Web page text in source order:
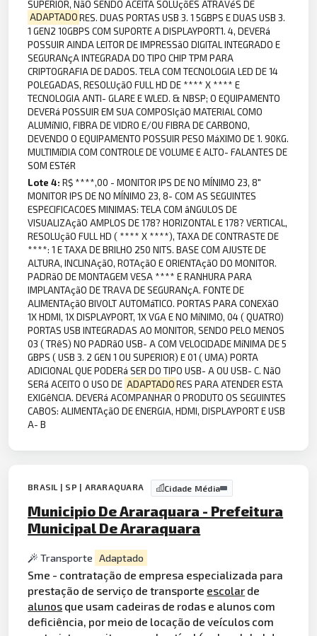
SUPERIOR, NãO SENDO ACEITA SOLUçõES ATRAVéS DE
ADAPTADORES. DUAS PORTAS USB 3. 1 5GBPS E DUAS USB 3.
1 GEN2 10GBPS COM SUPORTE A DISPLAYPORT1. 4, DEVERá
POSSUIR AINDA LEITOR DE IMPRESSãO DIGITAL INTEGRADO E
SEGURANçA INTEGRADA DO TIPO CHIP TPM PARA
CRIPTOGRAFIA DE DADOS. TELA COM TECNOLOGIA LED DE 14
POLEGADAS, RESOLUçãO FULL HD DE **** X **** E
TECNOLOGIA ANTI- GLARE E WLED. & NBSP; O EQUIPAMENTO
DEVERá POSSUIR EM SUA COMPOSIçãO MATERIAL COMO
ALUMíNIO, FIBRA DE VIDRO E/OU FIBRA DE CARBONO,
DEVENDO O EQUIPAMENTO POSSUIR PESO MáXIMO DE 1. 90KG.
MULTIMíDIA COM CONTROLE DE VOLUME E ALTO- FALANTES DE
SOM ESTéR
Lote 4:R$ ****,00 - MONITOR IPS DE NO MÍNIMO 23, 8"
MONITOR IPS DE NO MÍNIMO 23, 8- COM AS SEGUINTES
ESPECIFICACOES MINIMAS: TELA COM âNGULOS DE
VISUALIZAçãO AMPLOS DE 178? HORIZONTAL E 178? VERTICAL,
RESOLUçãO FULL HD ( **** X ****), TAXA DE CONTRASTE DE
****: 1 E TAXA DE BRILHO 250 NITS. BASE COM AJUSTE DE
ALTURA, INCLINAçãO, ROTAçãO E ORIENTAçãO DO MONITOR.
PADRãO DE MONTAGEM VESA **** E RANHURA PARA
IMPLANTAçãO DE TRAVA DE SEGURANçA. FONTE DE
ALIMENTAçãO BIVOLT AUTOMáTICO. PORTAS PARA CONEXãO
1X HDMI, 1X DISPLAYPORT, 1X VGA E NO MíNIMO, 04 ( QUATRO)
PORTAS USB INTEGRADAS AO MONITOR, SENDO PELO MENOS
03 ( TRêS) NO PADRãO USB- A COM VELOCIDADE MíNIMA DE 5
GBPS ( USB 3. 2 GEN 1 OU SUPERIOR) E 01 ( UMA) PORTA
ADICIONAL QUE PODERá SER DO TIPO USB- A OU USB- C. NãO
SERá ACEITO O USO DE ADAPTADORES PARA ATENDER ESTA
EXIGêNCIA. DEVERá ACOMPANHAR O PRODUTO OS SEGUINTES
CABOS: ALIMENTAçãO DE ENERGIA, HDMI, DISPLAYPORT E USB
A- B
BRASIL | SP | ARARAQUARA Cidade Média
Municipio De Araraquara - Prefeitura
Municipal De Araraquara
Transporte Adaptado
Sme - contratação de empresa especializada para
prestação de serviço de transporte escolar de
alunos que usam cadeiras de rodas e alunos com
deficiência, por meio de locação de veículos com